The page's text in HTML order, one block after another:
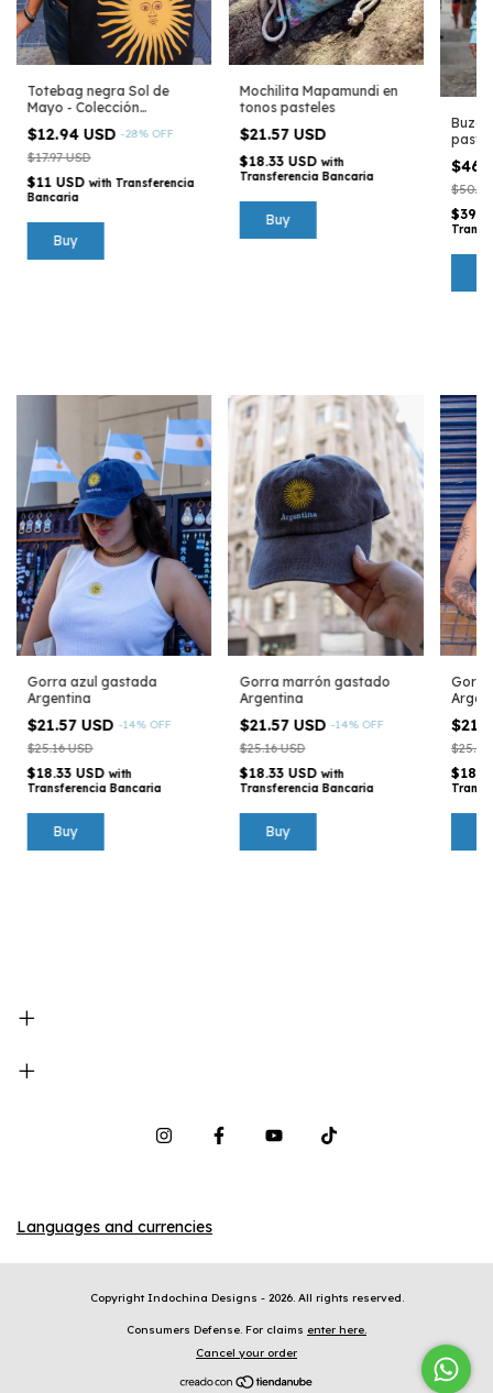
Totebag negra Sol de
Mayo - Colección
$12.94 USD -28% OFF
$17.97 USD
$11 USDwith Transferencia
Bancaria
Mochilita Mapamundi en
tonos pasteles
$21.57 USD
$18.33 USDwith
Transferencia Bancaria
Buzo
$50.32
Gorra azul gastada
Argentina
$21.57 USD -14% OFF
$25.16 USD
$18.33 USDwith
Transferencia Bancaria
Gorra marrón gastado
Argentina
$21.57 USD -14% OFF
$25.16 USD
$18.33 USDwith
Transferencia Bancaria
$25.16
Languages and currencies
Copyright Indochina Designs - 2026. All rights reserved.
Consumers Defense. For claims enter here.
Cancel your order